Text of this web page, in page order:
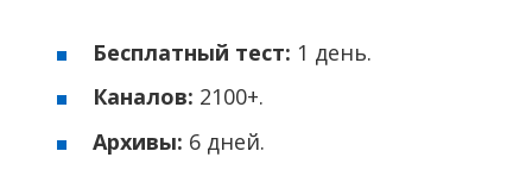
Бесплатный тест: 1 день.
Каналов: 2100+.
Архивы: 6 дней.